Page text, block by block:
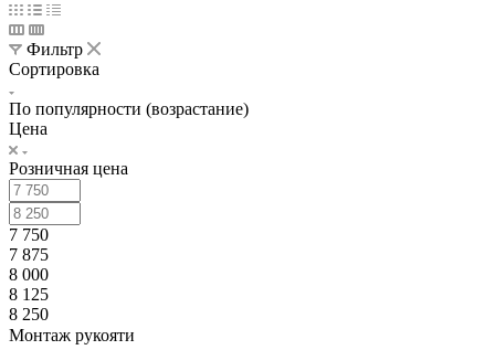
Фильтр
Сортировка
По популярности (возрастание)
Цена
Розничная цена
7 750
7 875
8 000
8 125
8 250
Монтаж рукояти